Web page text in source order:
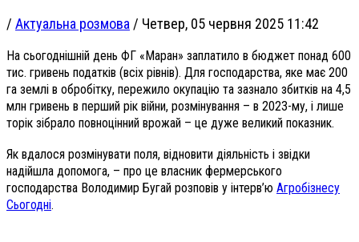
/ Актуальна розмова / Четвер, 05 червня 2025 11:42
На сьогоднішній день ФГ «Маран» заплатило в бюджет понад 600
тис. гривень податків (всіх рівнів). Для господарства, яке має 200
га землі в обробітку, пережило окупацію та зазнало збитків на 4,5
млн гривень в перший рік війни, розмінування – в 2023-му, і лише
торік зібрало повноцінний врожай – це дуже великий показник.
Як вдалося розмінувати поля, відновити діяльність і звідки
надійшла допомога, – про це власник фермерського
господарства Володимир Бугай розповів у інтерв’ю Агробізнесу
Сьогодні.